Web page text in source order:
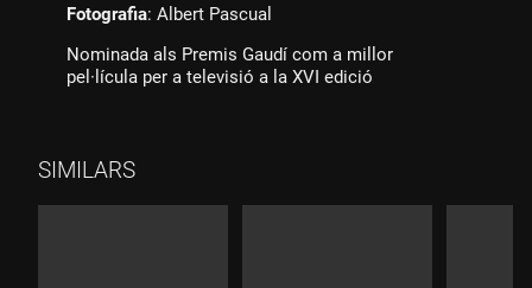
Fotografia: Albert Pascual
Nominada als Premis Gaudí com a millor
pel·lícula per a televisió a la XVI edició
SIMILARS